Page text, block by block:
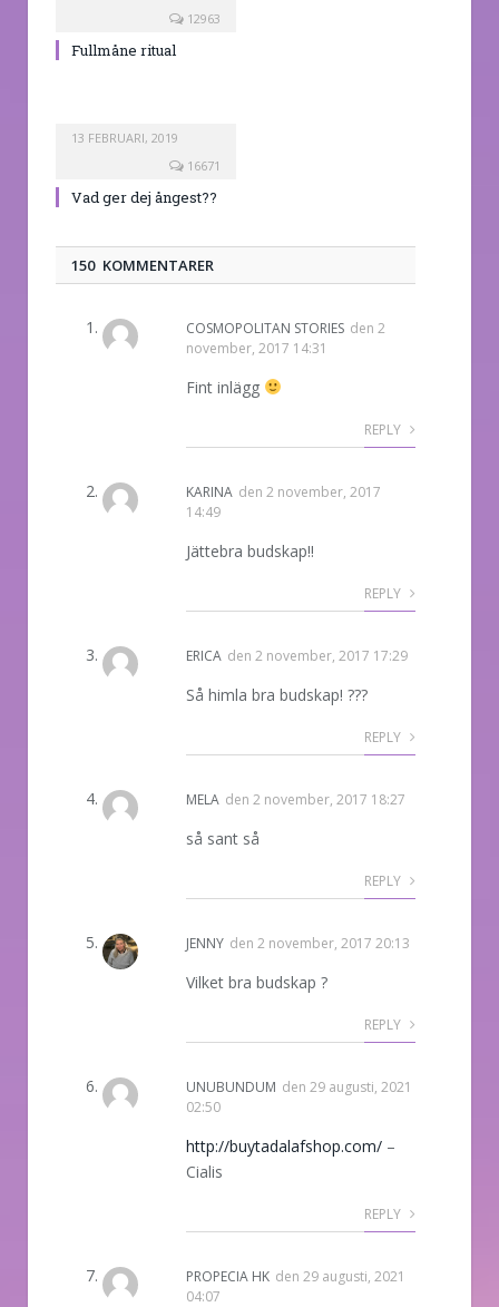
12963
Fullmåne ritual
13 FEBRUARI, 2019
16671
Vad ger dej ångest??
150 KOMMENTARER
COSMOPOLITAN STORIES den 2
november, 2017 14:31
Fint inlägg
REPLY
KARINA den 2 november, 2017
14:49
Jättebra budskap!!
REPLY
ERICA den 2 november, 2017 17:29
Så himla bra budskap! ???
REPLY
MELA den 2 november, 2017 18:27
så sant så
REPLY
JENNY den 2 november, 2017 20:13
Vilket bra budskap ?
REPLY
UNUBUNDUM den 29 augusti, 2021
02:50
http://buytadalafshop.com/ –
Cialis
REPLY
PROPECIA HK den 29 augusti, 2021
04:07